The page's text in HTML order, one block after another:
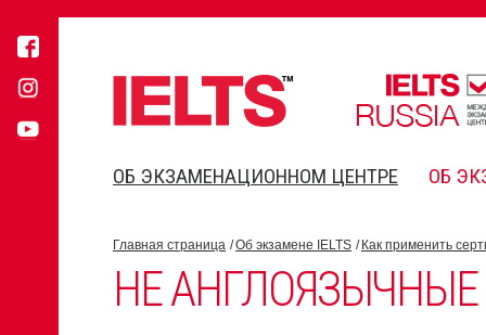
ОБ ЭКЗАМЕНАЦИОННОМ ЦЕНТРЕ ОБ
Главная страница Об экзамене IELTS Как применить
НЕ